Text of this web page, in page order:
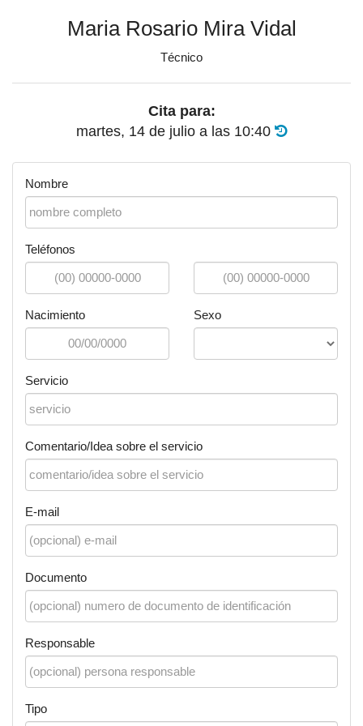
Maria Rosario Mira Vidal
Técnico
Cita para:
martes, 14 de julio a las 10:40
Nombre
Teléfonos
Nacimiento Sexo
Servicio
Comentario/Idea sobre el servicio
E-mail
Documento
Responsable
Tipo